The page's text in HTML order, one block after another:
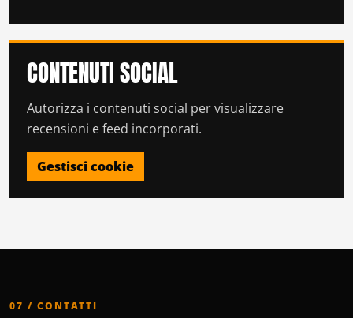
CONTENUTI SOCIAL
Autorizza i contenuti social per visualizzare
recensioni e feed incorporati.
Gestisci cookie
07 / CONTATTI